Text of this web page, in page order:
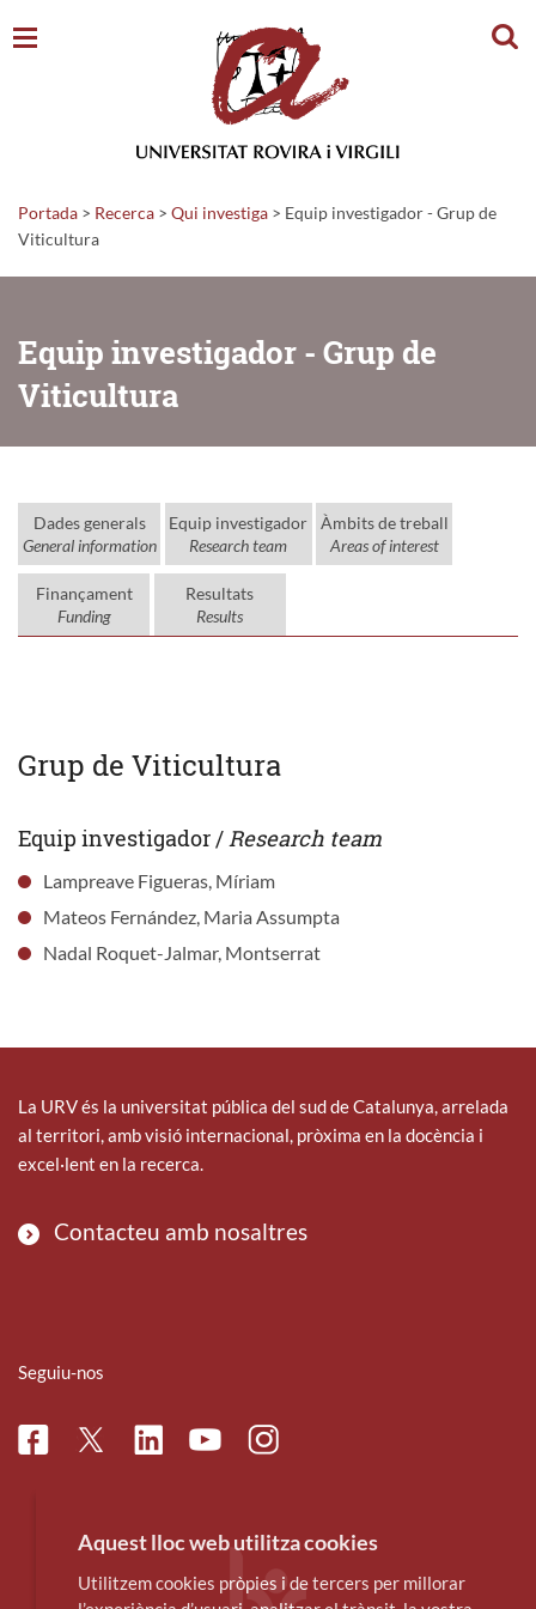
Portada > Recerca > Qui investiga > Equip investigador - Grup de
Viticultura
Equip investigador - Grup de
Viticultura
Dades generals
General information
Equip investigador
Research team
Àmbits de treball
Areas of interest
Finançament
Funding
Resultats
Results
Grup de Viticultura
Equip investigador / Research team
Lampreave Figueras, Míriam
Mateos Fernández, Maria Assumpta
Nadal Roquet-Jalmar, Montserrat
La URV és la universitat pública del sud de Catalunya, arrelada
al territori, amb visió internacional, pròxima en la docència i
excel·lent en la recerca.
Contacteu amb nosaltres
Seguiu-nos
FacebookTwitterLinkedinYoutubeInstagram
Aquest lloc web utilitza cookies
Utilitzem cookies pròpies i de tercers per millorar